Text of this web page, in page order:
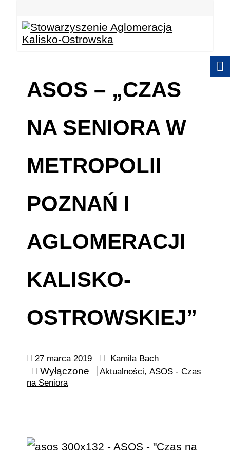
ASOS – „CZAS
NA SENIORA W
METROPOLII
POZNAŃ I
AGLOMERACJI
KALISKO-
OSTROWSKIEJ”
27 marca 2019 Kamila Bach
Wyłączone Aktualności,ASOS - Czas
na Seniora